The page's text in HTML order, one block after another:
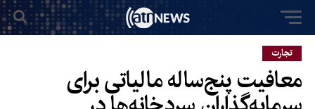
تجارت
معافیت پنج‌ساله مالیاتی برای